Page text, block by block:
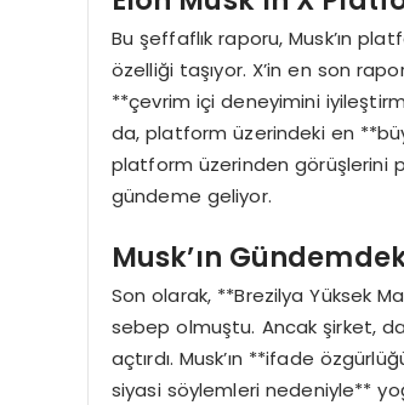
Bu şeffaflık raporu, Musk’ın
özelliği taşıyor. X’in en son
**çevrim içi deneyimini
da, platform üzerindeki en
platform üzerinden görüşlerini
gündeme geliyor.
Musk’ın
Son olarak, **Brezilya Yüksek
sebep olmuştu. Ancak şirket,
açtırdı. Musk’ın **ifade
siyasi söylemleri nedeniyle**